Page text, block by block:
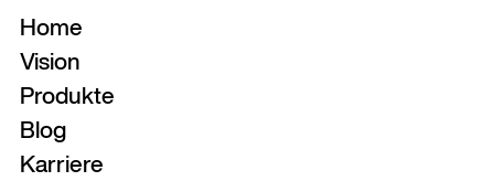
Home
Vision
Produkte
Blog
Karriere